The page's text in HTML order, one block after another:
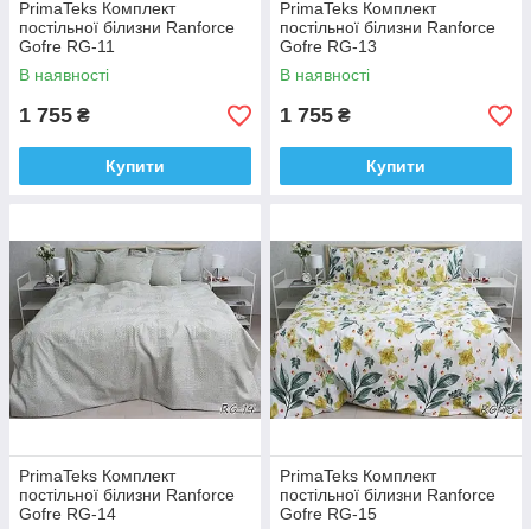
PrimaTeks Комплект
постільної білизни Ranforce
Gofre RG-11
В наявності
1 755 ₴
Купити
PrimaTeks Комплект
постільної білизни Ranforce
Gofre RG-13
В наявності
1 755 ₴
Купити
PrimaTeks Комплект
постільної білизни Ranforce
Gofre RG-14
PrimaTeks Комплект
постільної білизни Ranforce
Gofre RG-15